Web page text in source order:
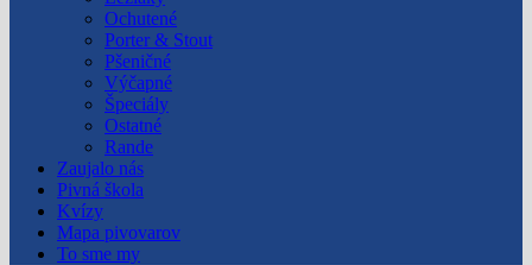
Ochutené
Porter & Stout
Pšeničné
Výčapné
Špeciály
Ostatné
Rande
Zaujalo nás
Pivná škola
Kvízy
Mapa pivovarov
To sme my